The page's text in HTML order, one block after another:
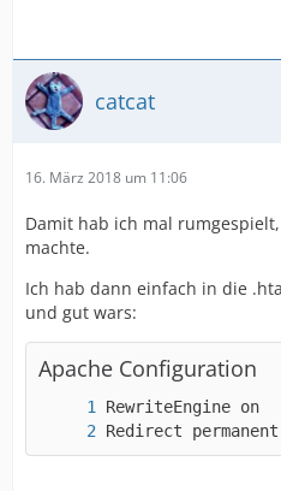
catcat
16. März 2018 um 11:06
Damit hab ich mal
machte.
Ich hab dann einfach in die
und gut wars:
Apache Configuration
Redirect